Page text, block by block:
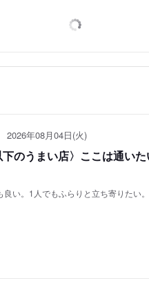
2026年08月04日(火)
下のうまい店〉ここは通い
良い。1人でもふらりと立ち寄りたい